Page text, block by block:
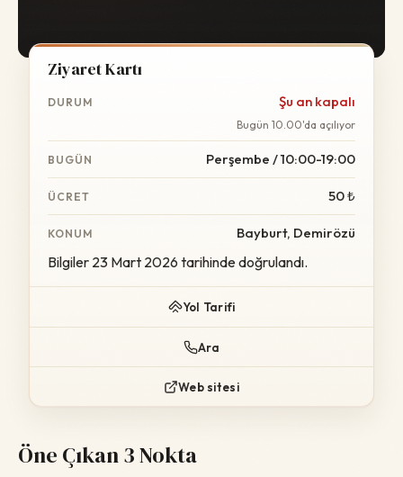
Ziyaret Kartı
DURUM Şu an kapalı
Bugün 10.00'da açılıyor
BUGÜN Perşembe / 10:00-19:00
ÜCRET 50 ₺
KONUM Bayburt, Demirözü
Bilgiler 23 Mart 2026 tarihinde doğrulandı.
Yol Tarifi
Ara
Web sitesi
Öne Çıkan 3 Nokta